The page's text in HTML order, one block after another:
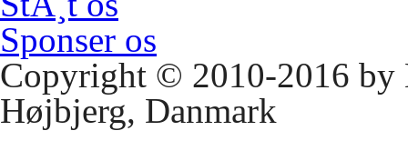
Sponser os
Copyright © 2010-2016
Højbjerg, Danmark